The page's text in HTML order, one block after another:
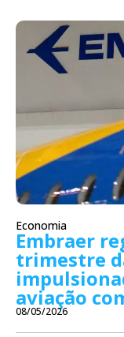
Economia
Embraer
trimestre
aviação
08/05/2026